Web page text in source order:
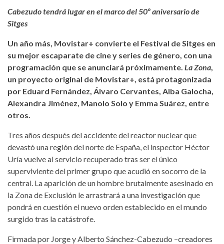
Cabezudo tendrá lugar en el marco del 50º aniversario de
Sitges
Un año más, Movistar+ convierte el Festival de Sitges en
su mejor escaparate de cine y series de género, con una
programación que se anunciará próximamente. La Zona
un proyecto original de Movistar+, está protagonizada
por Eduard Fernández, Álvaro Cervantes, Alba Galocha,
Alexandra Jiménez, Manolo Solo y Emma Suárez, entre
otros.
Tres años después del accidente del reactor nuclear que
devastó una región del norte de España, el inspector Héctor
Uría vuelve al servicio recuperado tras ser el único
superviviente del primer grupo que acudió en socorro de la
central. La aparición de un hombre brutalmente asesinado en
la Zona de Exclusión le arrastrará a una investigación que
pondrá en cuestión el nuevo orden establecido en el mundo
surgido tras la catástrofe.
Firmada por Jorge y Alberto Sánchez-Cabezudo –creadores